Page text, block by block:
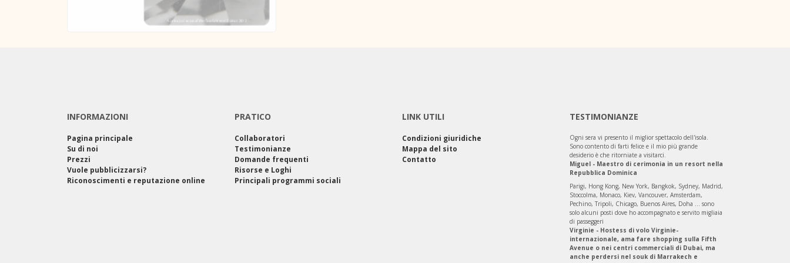
INFORMAZIONI
Pagina principale
Su di noi
Prezzi
Vuole pubblicizzarsi?
Riconoscimenti e reputazione online
PRATICO
Collaboratori
Testimonianze
Domande frequenti
Risorse e Loghi
Principali programmi sociali
LINK UTILI
Condizioni giuridiche
Mappa del sito
Contatto
TESTIMONIANZE
Ogni sera vi presento il miglior spettacolo dell'isola.
Sono contento di farti felice e il mio più grande
desiderio è che ritorniate a visitarci.
Miguel - Maestro di cerimonia in un resort nella
Repubblica Dominica
Parigi, Hong Kong, New York, Bangkok, Sydney, Madrid,
Stoccolma, Monaco, Kiev, Vancouver, Amsterdam,
Pechino, Tripoli, Chicago, Buenos Aires, Doha ... sono
solo alcuni posti dove ho accompagnato e servito migliaia
di passeggeri
Virginie - Hostess di volo Virginie-
internazionale, ama fare shopping sulla Fifth
Avenue o nei centri commerciali di Dubai, ma
anche perdersi nel souk di Marrakech e